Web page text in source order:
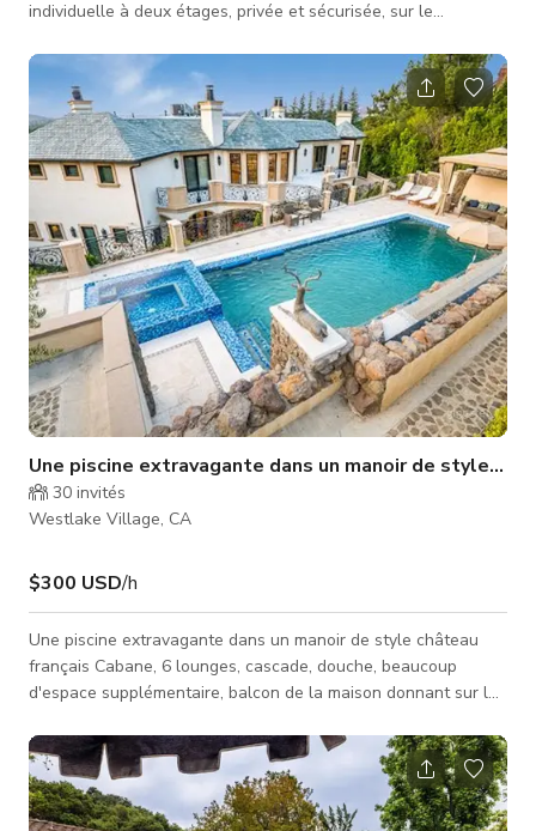
individuelle à deux étages, privée et sécurisée, sur le
récemment rénovée avec un bateau et un quai. Cette
charmante maison offre 3 chambres et 3 salles de bains, un
salon familial, un salon, un loft, deux cheminées et un sauna !
La chambre principale et la salle de bain principale ont une
vue fabuleuse sur le lac, tout
Une piscine extravagante dans un manoir de style
30 invités
Westlake Village, CA
$300 USD/h
Une piscine extravagante dans un manoir de style château
français Cabane, 6 lounges, cascade, douche, beaucoup
d'espace supplémentaire, balcon de la maison donnant sur la